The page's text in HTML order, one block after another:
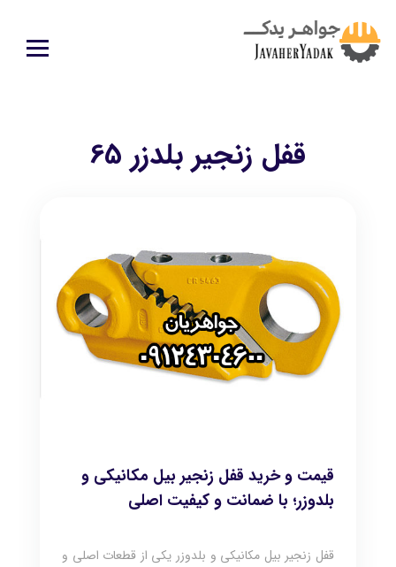
قفل زنجیر بلدزر 65
قیمت و خرید قفل زنجیر بیل مکانیکی و
بلدوزر؛ با ضمانت و کیفیت اصلی
قفل زنجیر بیل مکانیکی و بلدوزر یکی از قطعات اصلی و